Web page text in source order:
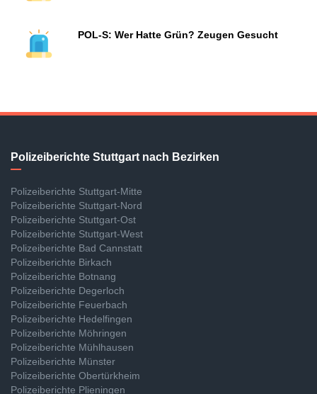
POL-S: Wer Hatte Grün? Zeugen Gesucht
Polizeiberichte Stuttgart nach Bezirken
Polizeiberichte Stuttgart-Mitte
Polizeiberichte Stuttgart-Nord
Polizeiberichte Stuttgart-Ost
Polizeiberichte Stuttgart-West
Polizeiberichte Bad Cannstatt
Polizeiberichte Birkach
Polizeiberichte Botnang
Polizeiberichte Degerloch
Polizeiberichte Feuerbach
Polizeiberichte Hedelfingen
Polizeiberichte Möhringen
Polizeiberichte Mühlhausen
Polizeiberichte Münster
Polizeiberichte Obertürkheim
Polizeiberichte Plieningen